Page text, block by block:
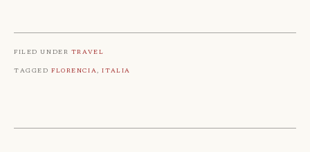
Filed under Travel
TaggedFlorencia,Italia